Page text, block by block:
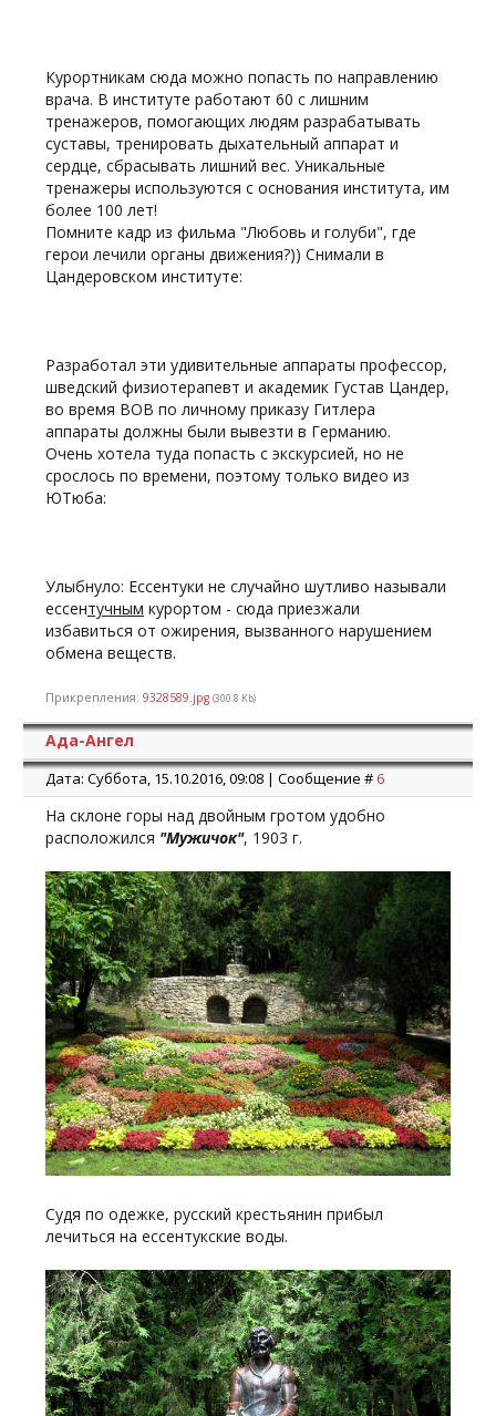
Курортникам сюда можно попасть по направлению
врача. В институте работают 60 с лишним
тренажеров, помогающих людям разрабатывать
суставы, тренировать дыхательный аппарат и
сердце, сбрасывать лишний вес. Уникальные
тренажеры используются с основания института, им
более 100 лет!
Помните кадр из фильма "Любовь и голуби", где
герои лечили органы движения?)) Снимали в
Цандеровском институте:
Разработал эти удивительные аппараты профессор,
шведский физиотерапевт и академик Густав Цандер,
во время ВОВ по личному приказу Гитлера
аппараты должны были вывезти в Германию.
Очень хотела туда попасть с экскурсией, но не
срослось по времени, поэтому только видео из
ЮТюба:
Улыбнуло: Ессентуки не случайно шутливо называли
ессентучным курортом - сюда приезжали
избавиться от ожирения, вызванного нарушением
обмена веществ.
Прикрепления: 9328589.jpg (300.8 Kb)
Ада-Ангел
Дата: Суббота, 15.10.2016, 09:08 | Сообщение # 6
На склоне горы над двойным гротом удобно
расположился "Мужичок", 1903 г.
Судя по одежке, русский крестьянин прибыл
лечиться на ессентукские воды.